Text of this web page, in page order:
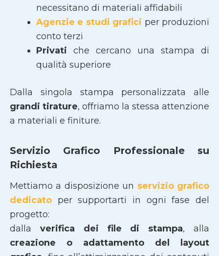
necessitano di materiali affidabili
Agenzie e studi grafici per produzioni
conto terzi
Privati che cercano una stampa di
qualità superiore
Dalla singola stampa personalizzata alle
grandi tirature, offriamo la stessa attenzione
a materiali e finiture.
Servizio Grafico Professionale su
Richiesta
Mettiamo a disposizione un servizio grafico
dedicato per supportarti in ogni fase del
progetto:
dalla verifica dei file di stampa, alla
creazione o adattamento del layout